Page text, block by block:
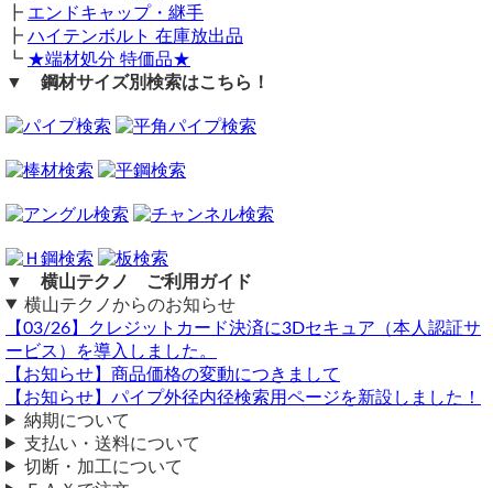
┣ エンドキャップ・継手
┣ ハイテンボルト 在庫放出品
┗ ★端材処分 特価品★
▼ 鋼材サイズ別検索はこちら！
▼ 横山テクノ ご利用ガイド
横山テクノからのお知らせ
【03/26】クレジットカード決済に3Dセキュア（本人認証サ
ービス）を導入しました。
【お知らせ】商品価格の変動につきまして
【お知らせ】パイプ外径内径検索用ページを新設しました！
納期について
支払い・送料について
切断・加工について